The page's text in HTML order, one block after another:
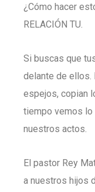
¿Cómo hacer
RELACIÓN TU.
Si buscas que
delante de ellos.
espejos, copian
tiempo vemos lo
nuestros actos.
El pastor Rey
a nuestros hijos